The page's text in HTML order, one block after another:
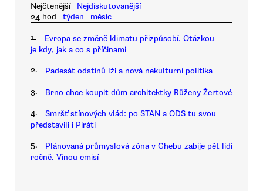
Nejčtenější
Nejdiskutovanější
24 hod
týden měsíc
1.
Evropa se změně klimatu přizpůsobí. Otázkou
je kdy, jak a co s příčinami
2. Padesát odstínů lži a nová nekulturní politika
3. Brno chce koupit dům architektky Růženy Žertové
4.
Smršť stínových vlád: po STAN a ODS tu svou
představili i Piráti
5.
Plánovaná průmyslová zóna v Chebu zabije pět lidí
ročně. Vinou emisí